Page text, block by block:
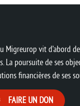
Migreurop vit d’abord
La poursuite de ses
financières de ses
FAIRE UN DON